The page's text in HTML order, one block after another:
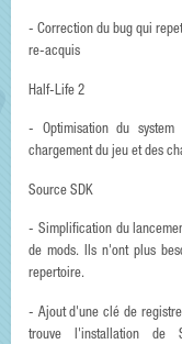
- Correction du bug qui
re-acquis
Half-Life 2
- Optimisation du
chargement du jeu et des
Source SDK
- Simplification du
de mods. Ils n'ont plus
repertoire.
- Ajout d'une clé de
trouve l'installation